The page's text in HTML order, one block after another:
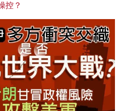
控？